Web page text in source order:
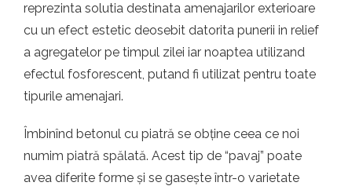
reprezinta solutia destinata amenajarilor exterioare
cu un efect estetic deosebit datorita punerii in relief
a agregatelor pe timpul zilei iar noaptea utilizand
efectul fosforescent, putand fi utilizat pentru toate
tipurile amenajari.
Îmbinînd betonul cu piatră se obține ceea ce noi
numim piatră spălată. Acest tip de “pavaj” poate
avea diferite forme și se gasește într-o varietate